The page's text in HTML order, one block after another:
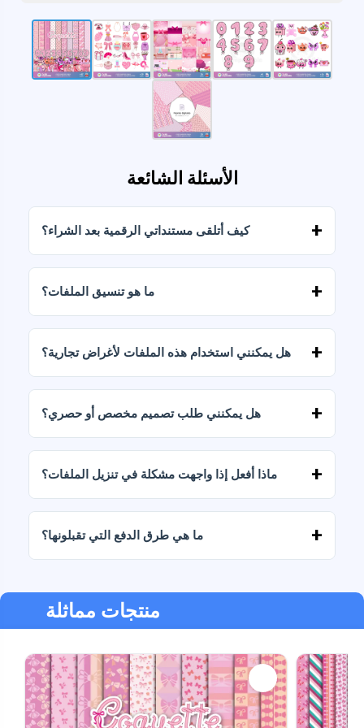
الأسئلة الشائعة
كيف أتلقى مستنداتي الرقمية بعد الشراء؟
ما هو تنسيق الملفات؟
الباقات أيضًا ملفات AI أو PDF.
هل يمكنني استخدام هذه الملفات لأغراض تجارية؟
هل يمكنني طلب تصميم مخصص أو حصري؟
ماذا أفعل إذا واجهت مشكلة في تنزيل الملفات؟
ما هي طرق الدفع التي تقبلونها؟
منتجات مماثلة